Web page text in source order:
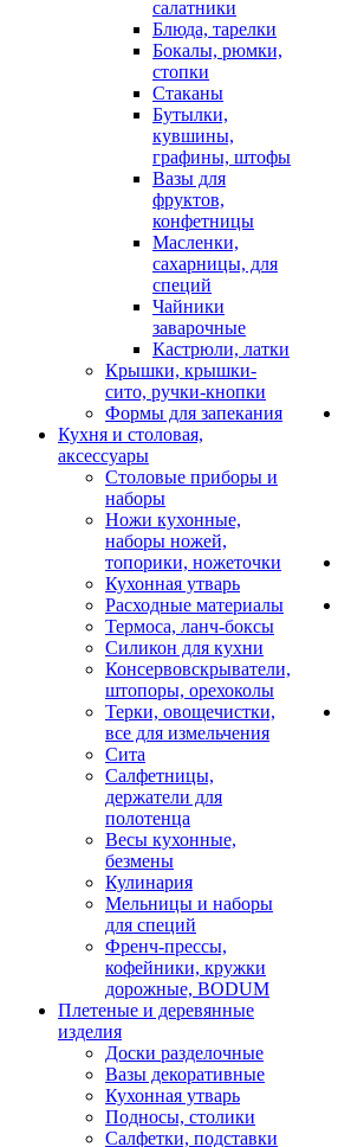
салатники
Блюда, тарелки
Бокалы, рюмки,
стопки
Стаканы
Бутылки,
кувшины,
графины, штофы
Вазы для
фруктов,
конфетницы
Масленки,
сахарницы, для
специй
Чайники
заварочные
Кастрюли, латки
Крышки, крышки-
сито, ручки-кнопки
Формы для запекания
Кухня и столовая,
аксессуары
Столовые приборы и
наборы
Ножи кухонные,
наборы ножей,
топорики, ножеточки
Кухонная утварь
Расходные материалы
Термоса, ланч-боксы
Силикон для кухни
Консервовскрыватели,
штопоры, орехоколы
Терки, овощечистки,
все для измельчения
Сита
Салфетницы,
держатели для
полотенца
Весы кухонные,
безмены
Кулинария
Мельницы и наборы
для специй
Френч-прессы,
кофейники, кружки
дорожные, BODUM
Плетеные и деревянные
изделия
Доски разделочные
Вазы декоративные
Кухонная утварь
Подносы, столики
Салфетки, подставки